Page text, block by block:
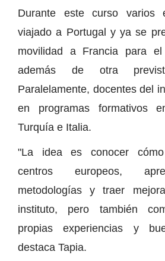
Durante este curso varios
viajado a Portugal y ya se
movilidad a Francia para el
además de otra
Paralelamente, docentes del
en programas formativos
Turquía e Italia.
"La idea es conocer
centros europeos,
metodologías y traer
instituto, pero también
propias experiencias y
destaca Tapia.